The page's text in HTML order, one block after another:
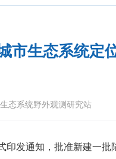
市生态系统定
态系统野外观测研究站
印发通知，批准新建一